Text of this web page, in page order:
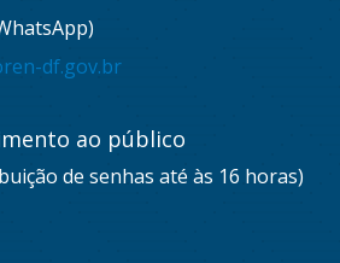
df.gov.br
ao público
de senhas até às 16 horas)